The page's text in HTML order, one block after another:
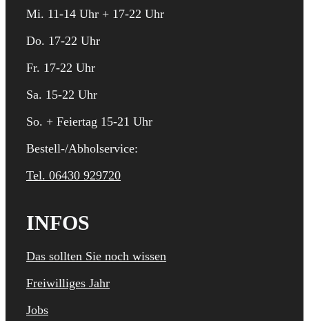
Mi. 11-14 Uhr + 17-22 Uhr
Do. 17-22 Uhr
Fr. 17-22 Uhr
Sa. 15-22 Uhr
So. + Feiertag 15-21 Uhr
Bestell-/Abholservice:
Tel. 06430 929720
INFOS
Das sollten Sie noch wissen
Freiwilliges Jahr
Jobs